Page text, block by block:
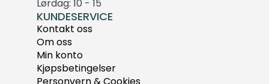
Lørdag: 10 - 15
KUNDESERVICE
Kontakt oss
Om oss
Min konto
Kjøpsbetingelser